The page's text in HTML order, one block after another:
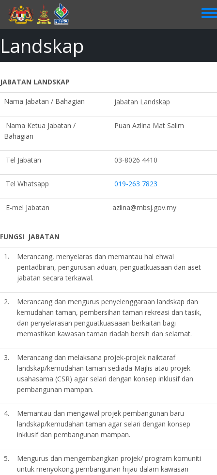
main
content
Landskap
JABATAN LANDSKAP
Nama Jabatan / Bahagian Jabatan Landskap
Nama Ketua Jabatan /
Bahagian
Puan Azlina Mat Salim
Tel Jabatan 03-8026 4410
Tel Whatsapp 019-263 7823
E-mel Jabatan azlina@mbsj.gov.my
FUNGSI JABATAN
1.
Merancang, menyelaras dan memantau hal ehwal
pentadbiran, pengurusan aduan, penguatkuasaan dan aset
jabatan secara terkawal.
2.
Merancang dan mengurus penyelenggaraan landskap dan
kemudahan taman, pembersihan taman rekreasi dan tasik,
dan penyelarasan penguatkuasaaan berkaitan bagi
memastikan kawasan taman riadah bersih dan selamat.
3.
Merancang dan melaksana projek-projek naiktaraf
landskap/kemudahan taman sediada Majlis atau projek
usahasama (CSR) agar selari dengan konsep inklusif dan
pembangunan mampan.
4.
Memantau dan mengawal projek pembangunan baru
landskap/kemudahan taman agar selari dengan konsep
inklusif dan pembangunan mampan.
5.
Mengurus dan mengembangkan projek/ program komuniti
untuk menyokong pembangunan hijau dalam kawasan